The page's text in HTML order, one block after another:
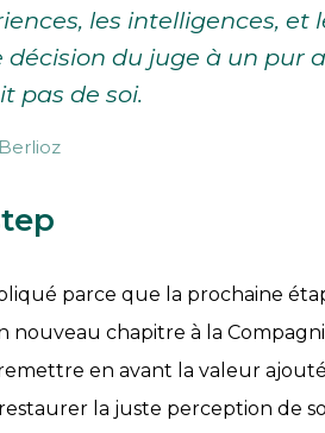
les intelligences,
décision du juge à un pur
pas de soi.
parce que la prochaine
nouveau chapitre à la
remettre en avant la valeur
la juste perception de